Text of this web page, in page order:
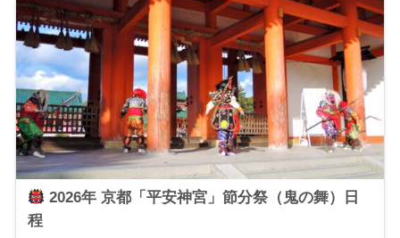
2026年 京都「平安神宮」節分祭（鬼の舞）日
程